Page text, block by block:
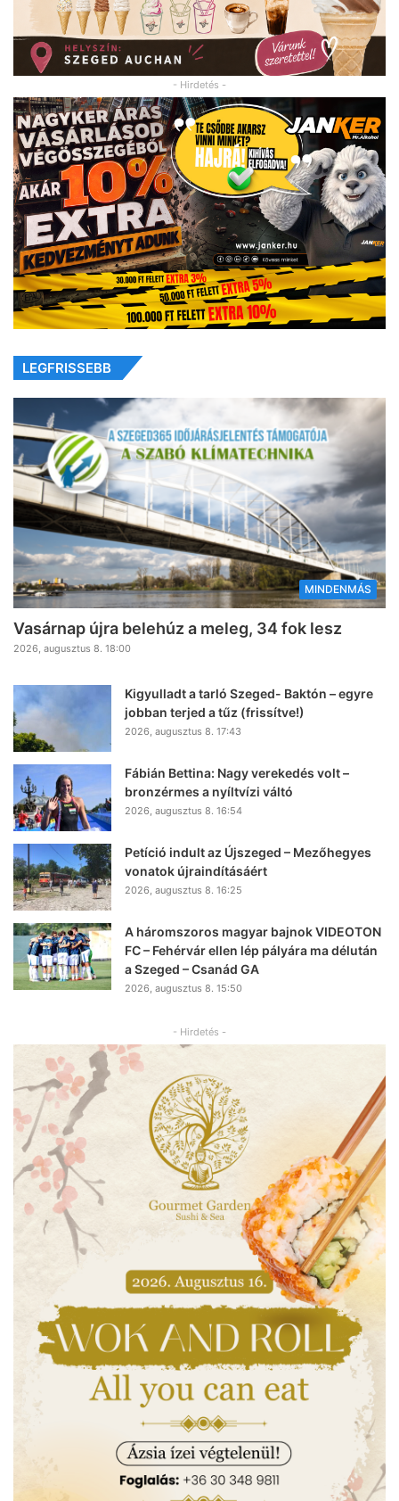
- Hirdetés -
LEGFRISSEBB
MINDENMÁS
Vasárnap újra belehúz a meleg, 34 fok lesz
2026, augusztus 8. 18:00
Kigyulladt a tarló Szeged- Baktón – egyre
jobban terjed a tűz (frissítve!)
2026, augusztus 8. 17:43
Fábián Bettina: Nagy verekedés volt –
bronzérmes a nyíltvízi váltó
2026, augusztus 8. 16:54
Petíció indult az Újszeged – Mezőhegyes
vonatok újraindításáért
2026, augusztus 8. 16:25
A háromszoros magyar bajnok VIDEOTON
FC – Fehérvár ellen lép pályára ma délután
a Szeged – Csanád GA
2026, augusztus 8. 15:50
- Hirdetés -